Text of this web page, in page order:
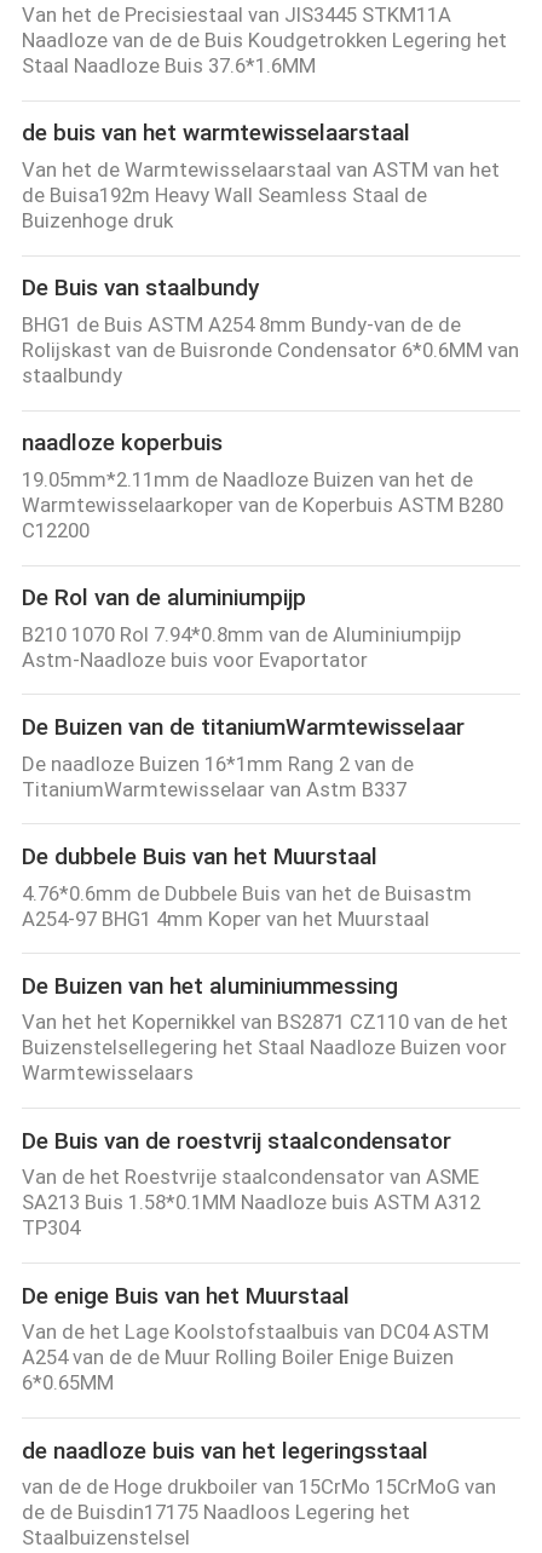
Van het de Precisiestaal van JIS3445 STKM11A
Naadloze van de de Buis Koudgetrokken Legering het
Staal Naadloze Buis 37.6*1.6MM
de buis van het warmtewisselaarstaal
Van het de Warmtewisselaarstaal van ASTM van het
de Buisa192m Heavy Wall Seamless Staal de
Buizenhoge druk
De Buis van staalbundy
BHG1 de Buis ASTM A254 8mm Bundy-van de de
Rolijskast van de Buisronde Condensator 6*0.6MM van
staalbundy
naadloze koperbuis
19.05mm*2.11mm de Naadloze Buizen van het de
Warmtewisselaarkoper van de Koperbuis ASTM B280
C12200
De Rol van de aluminiumpijp
B210 1070 Rol 7.94*0.8mm van de Aluminiumpijp
Astm-Naadloze buis voor Evaportator
De Buizen van de titaniumWarmtewisselaar
De naadloze Buizen 16*1mm Rang 2 van de
TitaniumWarmtewisselaar van Astm B337
De dubbele Buis van het Muurstaal
4.76*0.6mm de Dubbele Buis van het de Buisastm
A254-97 BHG1 4mm Koper van het Muurstaal
De Buizen van het aluminiummessing
Van het het Kopernikkel van BS2871 CZ110 van de het
Buizenstelsellegering het Staal Naadloze Buizen voor
Warmtewisselaars
De Buis van de roestvrij staalcondensator
Van de het Roestvrije staalcondensator van ASME
SA213 Buis 1.58*0.1MM Naadloze buis ASTM A312
TP304
De enige Buis van het Muurstaal
Van de het Lage Koolstofstaalbuis van DC04 ASTM
A254 van de de Muur Rolling Boiler Enige Buizen
6*0.65MM
de naadloze buis van het legeringsstaal
van de de Hoge drukboiler van 15CrMo 15CrMoG van
de de Buisdin17175 Naadloos Legering het
Staalbuizenstelsel